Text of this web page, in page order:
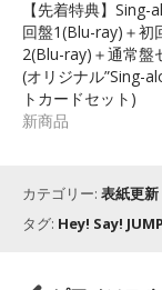
【先着特典】Sing-
回盤1(Blu-ray)＋初
2(Blu-ray)＋通常盤
(オリジナル”Sing-
トカードセット)
新商品
カテゴリー: 表紙更新
タグ: Hey! Say! JUMP